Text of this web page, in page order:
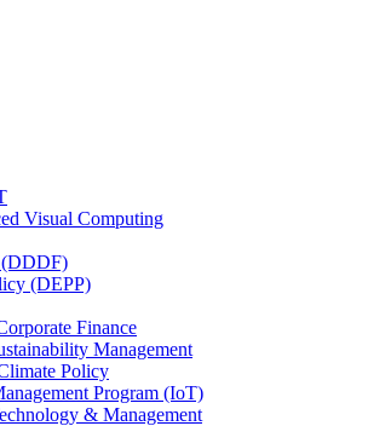
Visual Computing
(DDDF)
(DEPP)
Finance
Management
Policy
Program (IoT)
& Management